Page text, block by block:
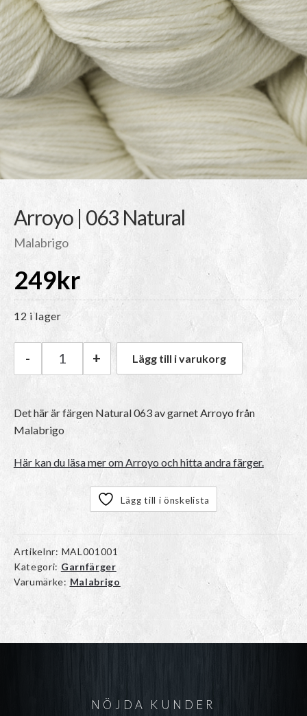
Arroyo | 063 Natural
Malabrigo
249kr
12 i lager
Malabrigo Arroyo | 063 Natural mängd
- + Lägg till i varukorg
Det här är färgen Natural 063av garnet Arroyo från
Malabrigo
Här kan du läsa mer om Arroyo och hitta andra färger.
Lägg till i önskelista
Artikelnr: MAL001001
Kategori: Garnfärger
Varumärke: Malabrigo
NÖJDA KUNDER